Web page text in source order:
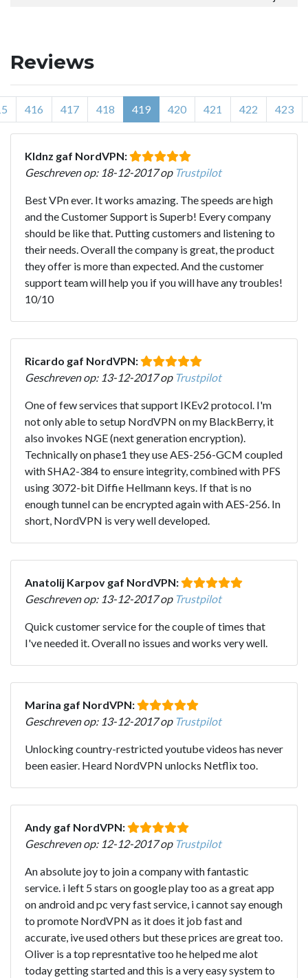
Reviews
416 417 418 419 420 421 422 423
Kldnz gaf NordVPN:
Geschreven op: 18-12-2017 op Trustpilot
Best VPn ever. It works amazing. The speeds are high
and the Customer Support is Superb! Every company
should be like that. Putting customers and listening to
their needs. Overall the company is great, the product
they offer is more than expected. And the customer
support team will help you if you will have any troubles!
10/10
Ricardo gaf NordVPN:
Geschreven op: 13-12-2017 op Trustpilot
One of few services that support IKEv2 protocol. I'm
not only able to setup NordVPN on my BlackBerry, it
also invokes NGE (next generation encryption).
Technically on phase1 they use AES-256-GCM coupled
with SHA2-384 to ensure integrity, combined with PFS
using 3072-bit Diffie Hellmann keys. If that is no
enough tunnel can be encrypted again with AES-256. In
short, NordVPN is very well developed.
Anatolij Karpov gaf NordVPN:
Geschreven op: 13-12-2017 op Trustpilot
Quick customer service for the couple of times that
I've needed it. Overall no issues and works very well.
Marina gaf NordVPN:
Geschreven op: 13-12-2017 op Trustpilot
Unlocking country-restricted youtube videos has never
been easier. Heard NordVPN unlocks Netflix too.
Andy gaf NordVPN:
Geschreven op: 12-12-2017 op Trustpilot
An absolute joy to join a company with fantastic
service. i left 5 stars on google play too as a great app
on android and pc very fast service, i cannot say enough
to promote NordVPN as it does it job fast and
accurate, ive used others but these prices are great too.
Oliver is a top represntative too he helped me alot
today getting started and this is a very easy system to